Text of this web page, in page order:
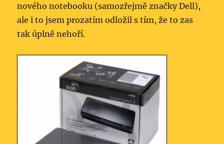
nového notebooku (samozřejmě značky Dell),
ale i to jsem prozatím odložil s tím, že to zas
tak úplně nehoří.